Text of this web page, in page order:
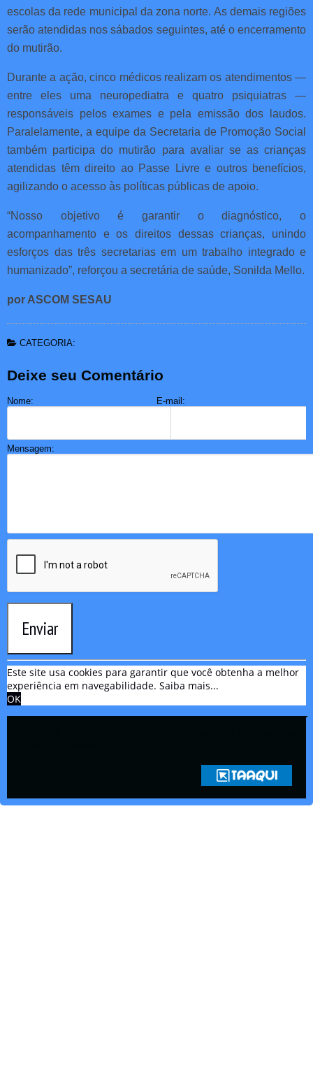
escolas da rede municipal da zona norte. As demais regiões
serão atendidas nos sábados seguintes, até o encerramento
do mutirão.
Durante a ação, cinco médicos realizam os atendimentos —
entre eles uma neuropediatra e quatro psiquiatras —
responsáveis pelos exames e pela emissão dos laudos.
Paralelamente, a equipe da Secretaria de Promoção Social
também participa do mutirão para avaliar se as crianças
atendidas têm direito ao Passe Livre e outros benefícios,
agilizando o acesso às políticas públicas de apoio.
“Nosso objetivo é garantir o diagnóstico, o
acompanhamento e os direitos dessas crianças, unindo
esforços das três secretarias em um trabalho integrado e
humanizado”, reforçou a secretária de saúde, Sonilda Mello.
por ASCOM SESAU
CATEGORIA:
Deixe seu Comentário
Nome: E-mail:
Mensagem:
Enviar
Este site usa cookies para garantir que você obtenha a melhor
experiência em navegabilidade. Saiba mais...
OK